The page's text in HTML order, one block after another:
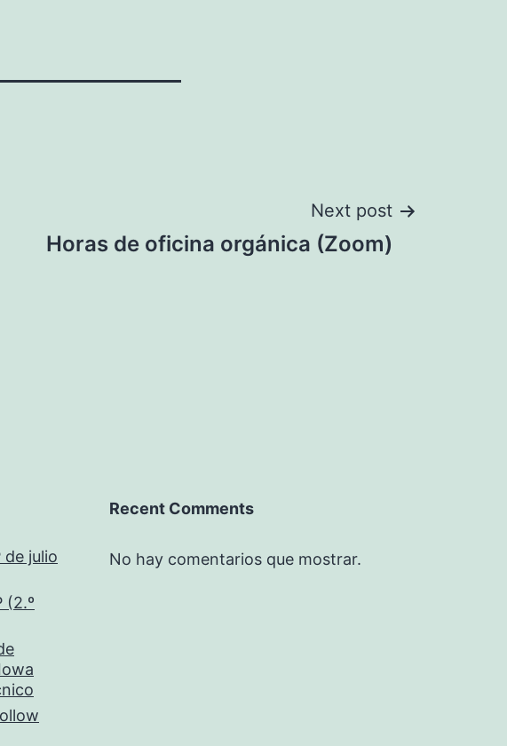
Next post
Horas de oficina orgánica (Zoom)
julio
(2.º
Recent Comments
No hay comentarios que mostrar.